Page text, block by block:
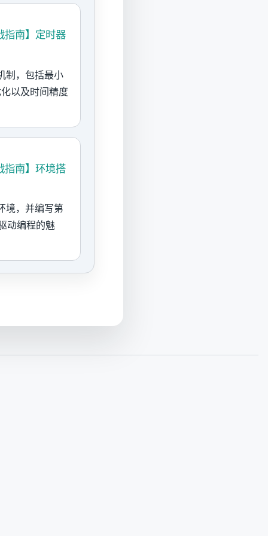
指南】定时器
制，包括最小
化以及时间精度
指南】环境搭
境，并编写第
动编程的魅